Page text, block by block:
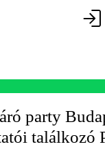
party
találkozó